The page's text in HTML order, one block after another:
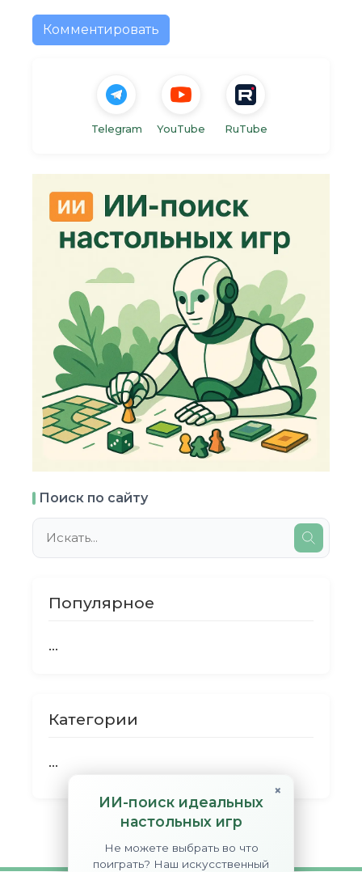
×
ИИ-поиск идеальных
настольных игр
Не можете выбрать во что
поиграть? Наш искусственный
Комментировать
Telegram YouTube RuTube
Поиск по сайту
Популярное
...
Категории
...